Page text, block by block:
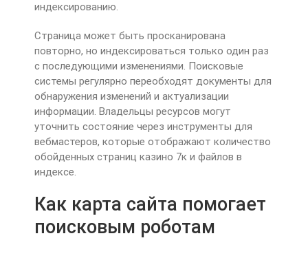
индексированию.
Страница может быть просканирована
повторно, но индексироваться только один раз
с последующими изменениями. Поисковые
системы регулярно переобходят документы для
обнаружения изменений и актуализации
информации. Владельцы ресурсов могут
уточнить состояние через инструменты для
вебмастеров, которые отображают количество
обойденных страниц казино 7к и файлов в
индексе.
Как карта сайта помогает
поисковым роботам